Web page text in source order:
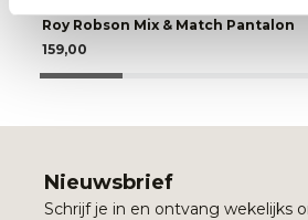
Roy Robson Mix & Match Pantalon
159,00
Nieuwsbrief
Schrijf je in en ontvang wekelijks